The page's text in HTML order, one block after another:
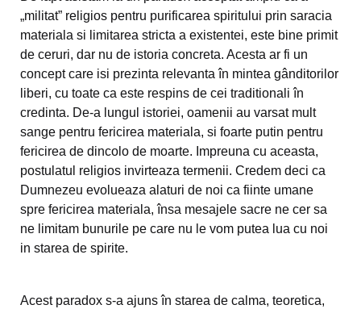
„militat” religios pentru purificarea spiritului prin saracia
materiala si limitarea stricta a existentei, este bine primit
de ceruri, dar nu de istoria concreta. Acesta ar fi un
concept care isi prezinta relevanta în mintea gânditorilor
liberi, cu toate ca este respins de cei traditionali în
credinta. De-a lungul istoriei, oamenii au varsat mult
sange pentru fericirea materiala, si foarte putin pentru
fericirea de dincolo de moarte. Impreuna cu aceasta,
postulatul religios invirteaza termenii. Credem deci ca
Dumnezeu evolueaza alaturi de noi ca fiinte umane
spre fericirea materiala, însa mesajele sacre ne cer sa
ne limitam bunurile pe care nu le vom putea lua cu noi
in starea de spirite.
Acest paradox s-a ajuns în starea de calma, teoretica,